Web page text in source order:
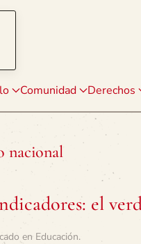
Comunidad Derechos
nacional
el
en Educación.